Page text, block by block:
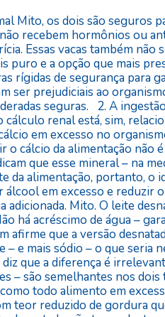
Mito, os dois são seguros
recebem hormônios ou
Essas vacas também não
e a opção que mais
rígidas de segurança para
ser prejudiciais ao
seguras. 2. A
renal está, sim,
em excesso no
cálcio da alimentação não
que esse mineral – na
da alimentação, portanto, o
em excesso e reduzir
Mito. O leite
há acréscimo de água –
afirme que a versão
e mais sódio – o que seria
que a diferença é
– são semelhantes nos
todo alimento em
teor reduzido de gordura